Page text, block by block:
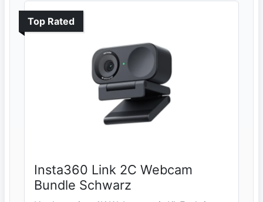
Top Rated
Insta360 Link 2C Webcam
Bundle Schwarz